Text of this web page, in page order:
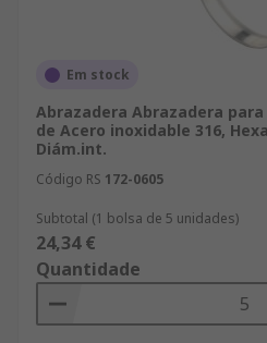
Em stock
Abrazadera Abrazadera para
de Acero inoxidable 316,
Diám.int.
Código RS 172-0605
Subtotal (1 bolsa de 5 unidades)
24,34 €
Quantidade